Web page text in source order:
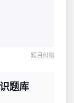
题目纠错
题库